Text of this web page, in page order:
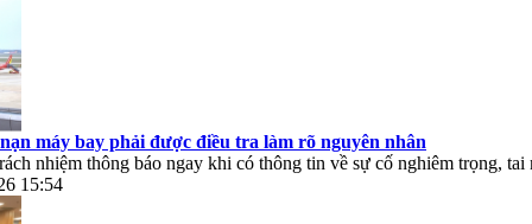
máy bay phải được điều tra làm rõ nguyên nhân
nhiệm thông báo ngay khi có thông tin về sự cố nghiêm trọng,
15:54